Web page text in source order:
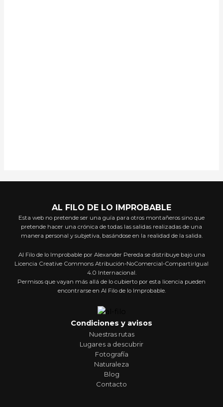
AL FILO DE LO IMPROBABLE
Esta web no pretende ser una guía para otros montañeros sino que
pretende hacer una crónica de todas las salidas realizadas de una
manera personal y subjetiva, basándose en la realidad de la salida.
Al Filo de lo Improbable por Alexander Pereda se distribuye bajo una
Licencia Creative Commons Atribución-NoComercial-CompartirIgual
4.0 Internacional.
Permisos que vayan más allá de lo cubierto por esta licencia pueden
encontrarse en Al Filo de lo Improbable.
Condiciones y avisos
Nuestras rutas
Lugares a descubrir
Fotografía
Naturaleza
Blog
Contacto